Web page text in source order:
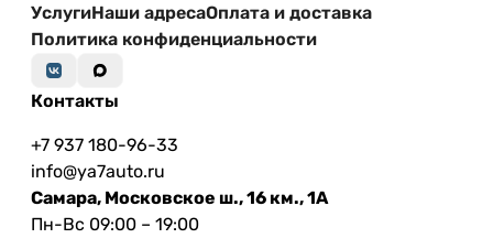
УслугиНаши адресаОплата и доставка
Политика конфиденциальности
Контакты
+7 937 180-96-33
info@ya7auto.ru
Самара, Московское ш., 16 км., 1А
Пн-Вс 09:00 – 19:00